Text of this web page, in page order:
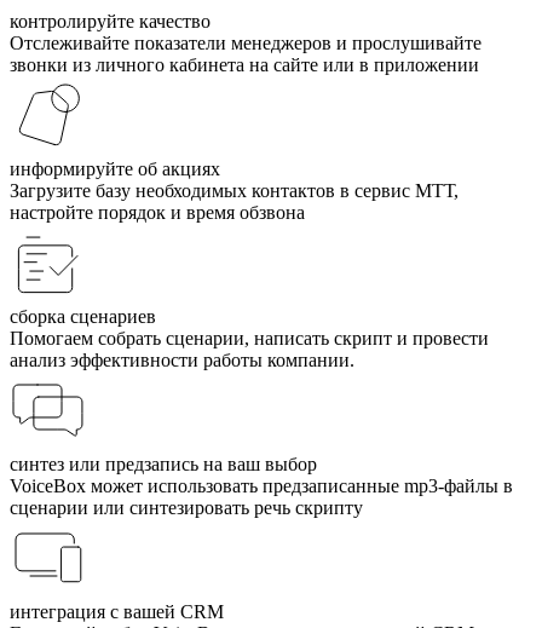
контролируйте качество
Отслеживайте показатели менеджеров и прослушивайте
звонки из личного кабинета на сайте или в приложении
информируйте об акциях
Загрузите базу необходимых контактов в сервис МТТ,
настройте порядок и время обзвона
сборка сценариев
Помогаем собрать сценарии, написать скрипт и провести
анализ эффективности работы компании.
синтез или предзапись на ваш выбор
VoiceBox может использовать предзаписанные mp3-файлы в
сценарии или синтезировать речь скрипту
интеграция с вашей CRM